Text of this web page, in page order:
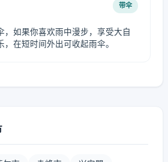
带伞
，如果你喜欢雨中漫步，享受大自
在短时间外出可收起雨伞。